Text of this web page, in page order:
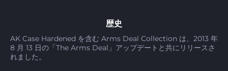
歴史
AK Case Hardened を含む Arms Deal Collection は、2013 年
8 月 13 日の「The Arms Deal」アップデートと共にリリースさ
れました。